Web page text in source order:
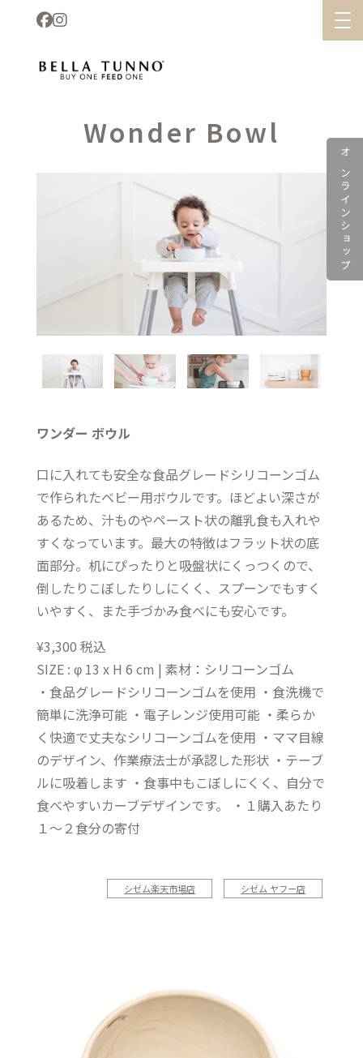
Wonder Bowl
ワンダー ボウル
口に入れても安全な食品グレードシリコーンゴム
で作られたベビー用ボウルです。ほどよい深さが
あるため、汁ものやペースト状の離乳食も入れや
すくなっています。最大の特徴はフラット状の底
面部分。机にぴったりと吸盤状にくっつくので、
倒したりこぼしたりしにくく、スプーンでもすく
いやすく、また手づかみ食べにも安心です。
¥3,300 税込
SIZE : φ 13 x H 6 cm | 素材：シリコーンゴム
・食品グレードシリコーンゴムを使用 ・食洗機で
簡単に洗浄可能 ・電子レンジ使用可能 ・柔らか
く快適で丈夫なシリコーンゴムを使用 ・ママ目線
のデザイン、作業療法士が承認した形状 ・テーブ
ルに吸着します ・食事中もこぼしにくく、自分で
食べやすいカーブデザインです。 ・１購入あたり
１〜２食分の寄付
シゼム楽天市場店 シゼム ヤフー店
オンラインショップ